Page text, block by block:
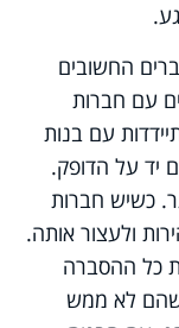
החשובים
עם חברות
עם בנות
יד על הדופק.
כשיש חברות
ולעצור אותה.
כל ההסברה
שהם לא ממש